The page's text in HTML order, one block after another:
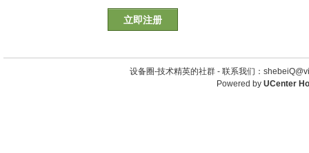
立即注册
设备圈-技术精英的社群 - 联系我们：
Powered by UCenter